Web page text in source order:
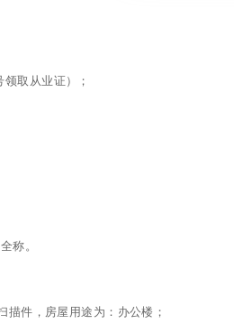
取从业证）；
称。
件，房屋用途为：办公楼；